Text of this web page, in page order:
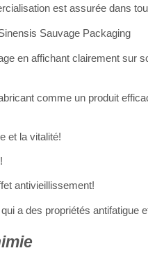
est assurée dans
en affichant clairement sur
comme un produit
et la vitalité!
antivieillissement!
a des propriétés antifatigue